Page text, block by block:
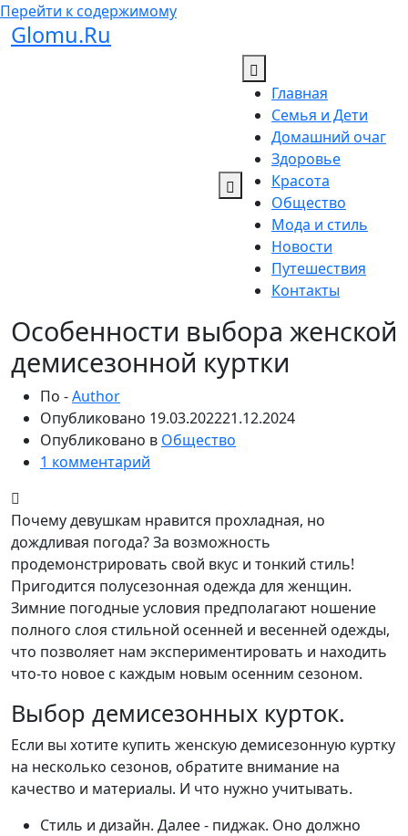
Перейти к содержимому
Glomu.Ru
Главная
Семья и Дети
Домашний очаг
Здоровье
Красота
Общество
Мода и стиль
Новости
Путешествия
Контакты
Особенности выбора женской
демисезонной куртки
По -Author
Опубликовано 19.03.202221.12.2024
Опубликовано в Общество
1 комментарий
Почему девушкам нравится прохладная, но
дождливая погода? За возможность
продемонстрировать свой вкус и тонкий стиль!
Пригодится полусезонная одежда для женщин.
Зимние погодные условия предполагают ношение
полного слоя стильной осенней и весенней одежды,
что позволяет нам экспериментировать и находить
что-то новое с каждым новым осенним сезоном.
Выбор демисезонных курток.
Если вы хотите купить женскую демисезонную куртку
на несколько сезонов, обратите внимание на
качество и материалы. И что нужно учитывать.
Стиль и дизайн. Далее - пиджак. Оно должно